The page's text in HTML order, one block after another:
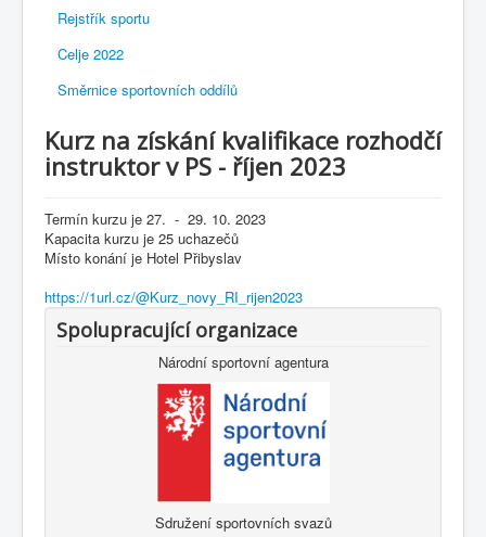
Rejstřík sportu
Celje 2022
Směrnice sportovních oddílů
Kurz na získání kvalifikace rozhodčí
instruktor v PS - říjen 2023
Termín kurzu je 27. - 29. 10. 2023
Kapacita kurzu je 25 uchazečů
Místo konání je Hotel Přibyslav
https://1url.cz/@Kurz_novy_RI_rijen2023
Spolupracující organizace
Národní sportovní agentura
Sdružení sportovních svazů